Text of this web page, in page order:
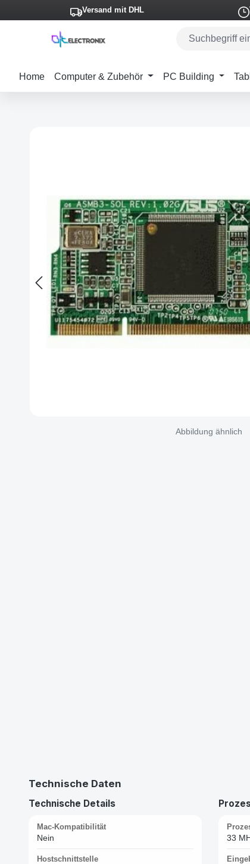
Hauptinhalt springen
Zur Suche springen
Zur Hauptnavigation springen
Versand mit DHL
Home Computer & Zubehör PC Building
Abbildung ähnlich
Technische Daten
Technische Details
Mac-Kompatibilität
Nein
Hostschnittstelle
33